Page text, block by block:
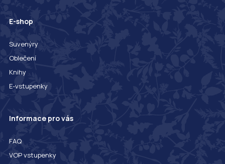
E-shop
Suvenýry
Oblečení
Knihy
E-vstupenky
Informace pro vás
FAQ
VOP vstupenky